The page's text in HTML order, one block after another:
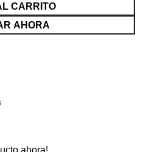
CARRITO
AHORA